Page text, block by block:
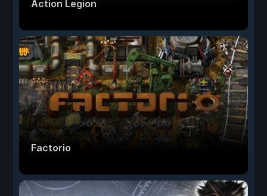
Action Legion
Factorio